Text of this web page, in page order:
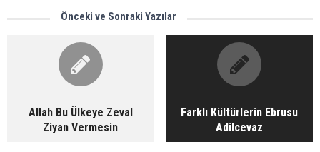
Önceki ve Sonraki Yazılar
Allah Bu Ülkeye Zeval
Ziyan Vermesin
Farklı Kültürlerin Ebrusu
Adilcevaz